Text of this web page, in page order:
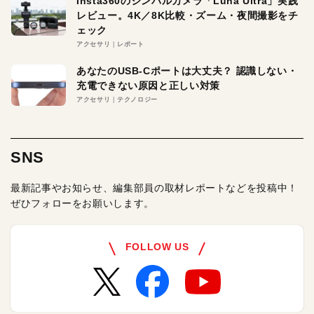
レビュー。4K／8K比較・ズーム・夜間撮影をチ
ェック
アクセサリ レポート
あなたのUSB-Cポートは大丈夫？ 認識しない・
充電できない原因と正しい対策
アクセサリ テクノロジー
SNS
最新記事やお知らせ、編集部員の取材レポートなどを投稿中！
ぜひフォローをお願いします。
FOLLOW US